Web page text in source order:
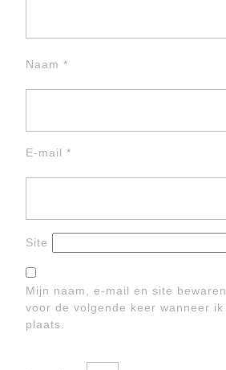
Naam *
E-mail *
Site
Mijn naam, e-mail en site
voor de volgende keer wanneer
plaats.